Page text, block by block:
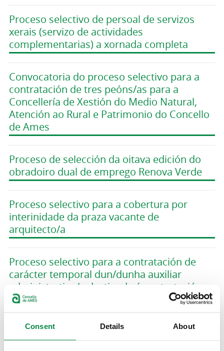
Consent Details About
Proceso selectivo de persoal de servizos
xerais (servizo de actividades
complementarias) a xornada completa
Convocatoria do proceso selectivo para a
contratación de tres peóns/as para a
Concellería de Xestión do Medio Natural,
Atención ao Rural e Patrimonio do Concello
de Ames
Proceso de selección da oitava edición do
obradoiro dual de emprego Renova Verde
Proceso selectivo para a cobertura por
interinidade da praza vacante de
arquitecto/a
Proceso selectivo para a contratación de
carácter temporal dun/dunha auxiliar
administrativo/a destinada á contratación
de persoas mozas inscritas no Sistema
Convocatoria e bases para a selección